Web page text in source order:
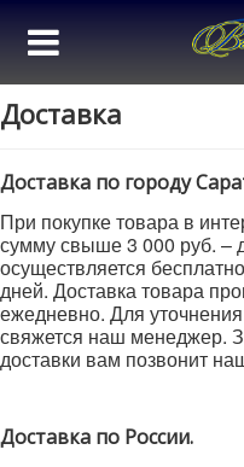
Доставка
Доставка по городу
При покупке товара в
сумму свыше 3 000 руб. –
осуществляется
дней. Доставка товара
ежедневно. Для
свяжется наш менеджер.
доставки вам позвонит
Доставка по России.